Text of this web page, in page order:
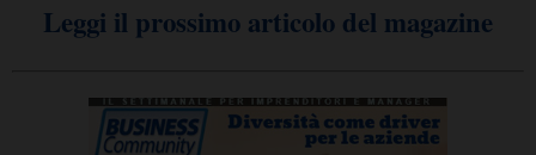
Leggi il prossimo articolo del magazine